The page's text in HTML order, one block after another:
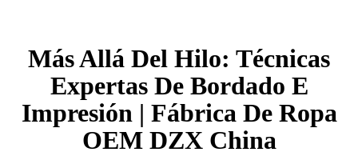
Más Allá Del Hilo: Técnicas
Expertas De Bordado E
Impresión | Fábrica De Ropa
OEM DZX China